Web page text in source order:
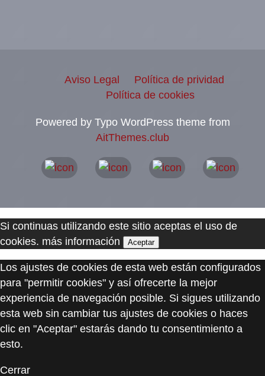
Aviso Legal
Política de prividad
Política de cookies
Powered by Typo WordPress theme from
AitThemes.club
Si continuas utilizando este sitio aceptas el uso de
cookies. más información Aceptar
Los ajustes de cookies de esta web están configurados
para "permitir cookies" y así ofrecerte la mejor
experiencia de navegación posible. Si sigues utilizando
esta web sin cambiar tus ajustes de cookies o haces
clic en "Aceptar" estarás dando tu consentimiento a
esto.
Cerrar